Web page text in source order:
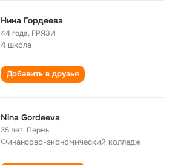
Нина Гордеева
44 года, ГРЯЗИ
4 школа
Добавить в друзья
Nina Gordeeva
35 лет, Пермь
Финансово-экономический колледж